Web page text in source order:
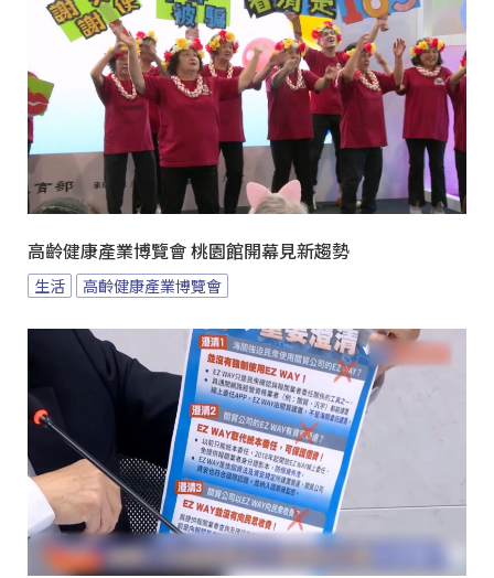
高齡健康產業博覽會 桃園館開幕見新趨勢
生活 高齡健康產業博覽會